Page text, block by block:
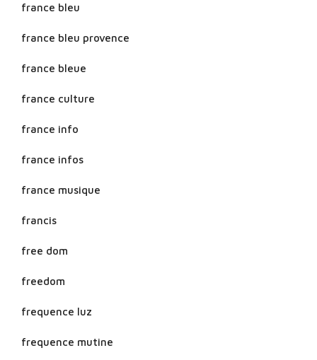
france bleu
france bleu provence
france bleue
france culture
france info
france infos
france musique
francis
free dom
freedom
frequence luz
frequence mutine